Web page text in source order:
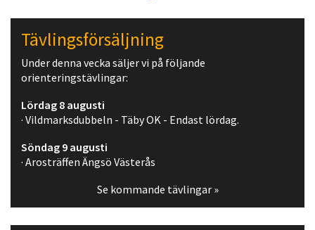
Tävlingsförsäljning
Under denna vecka säljer vi på följande
orienteringstävlingar:
Lördag 8 augusti
· Vildmarksdubbeln - Täby OK - Endast lördag.
Söndag 9 augusti
· Arosträffen Ängsö Västerås
Se kommande tävlingar »